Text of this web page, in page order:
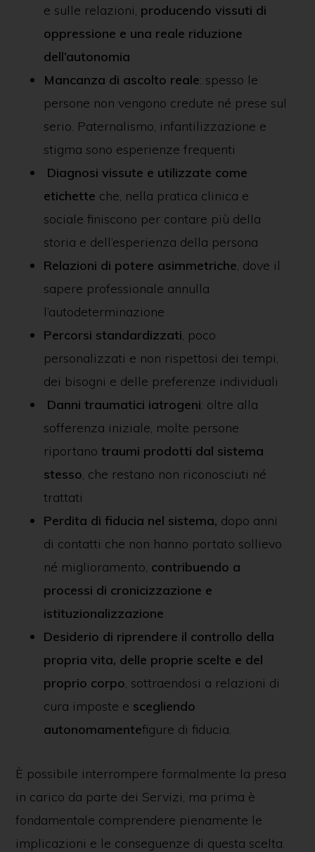
e sulle relazioni, producendo vissuti di
oppressione e una reale riduzione
dell’autonomia
Mancanza di ascolto reale: spesso le
persone non vengono credute né prese sul
serio. Paternalismo, infantilizzazione e
stigma sono esperienze frequenti
Diagnosi vissute e utilizzate come
etichette che, nella pratica clinica e
sociale finiscono per contare più della
storia e dell’esperienza della persona
Relazioni di potere asimmetriche, dove il
sapere professionale annulla
l’autodeterminazione
Percorsi standardizzati, poco
personalizzati e non rispettosi dei tempi,
dei bisogni e delle preferenze individuali
Danni traumatici iatrogeni: oltre alla
sofferenza iniziale, molte persone
riportano traumi prodotti dal sistema
stesso, che restano non riconosciuti né
trattati
Perdita di fiducia nel sistema, dopo anni
di contatti che non hanno portato sollievo
né miglioramento, contribuendo a
processi di cronicizzazione e
istituzionalizzazione
Desiderio di riprendere il controllo della
propria vita, delle proprie scelte e del
proprio corpo, sottraendosi a relazioni di
cura imposte e scegliendo
autonomamentefigure di fiducia.
È possibile interrompere formalmente la presa
in carico da parte dei Servizi, ma prima è
fondamentale comprendere pienamente le
implicazioni e le conseguenze di questa scelta.